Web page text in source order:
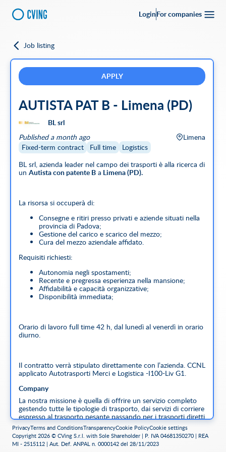
LoginFor companies
Full-time Full Remote CVing Referral
City
Featured companies
Go back
Job listing
APPLY
AUTISTA PAT B - Limena (PD)
BL srl
Published a month ago
Limena
Fixed-term contract
Full time
Logistics
BL srl, azienda leader nel campo dei trasporti è alla ricerca di
un Autista con patente B a Limena (PD).
La risorsa si occuperà di:
Consegne e ritiri presso privati e aziende situati nella
provincia di Padova;
Gestione del carico e scarico del mezzo;
Cura del mezzo aziendale affidato.
Requisiti richiesti:
Autonomia negli spostamenti;
Recente e pregressa esperienza nella mansione;
Affidabilità e capacità organizzative;
Disponibilità immediata;
Orario di lavoro full time 42 h, dal lunedì al venerdì in orario
diurno.
Il contratto verrà stipulato direttamente con l’azienda. CCNL
applicato Autotrasporti Merci e Logistica -I100-Liv G1.
Company
La nostra missione è quella di offrire un servizio completo
gestendo tutte le tipologie di trasporto, dai servizi di corriere
espresso al trasporto pesante passando per i trasporti diretti
e fiduciari pensati per i clienti più esigenti.
PrivacyTerms and ConditionsTransparencyCookie PolicyCookie settings
Copyright 2026 © CVing S.r.l. with Sole Shareholder | P. IVA 04681350270 | REA
MI - 2515112 | Aut. Def. ANPAL n. 0000142 del 28/11/2023